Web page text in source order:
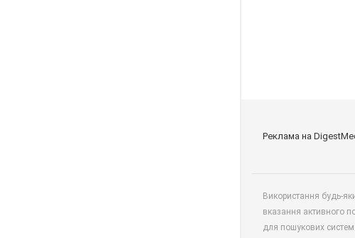
Реклама на
Використання будь-
вказання активного
для пошукових